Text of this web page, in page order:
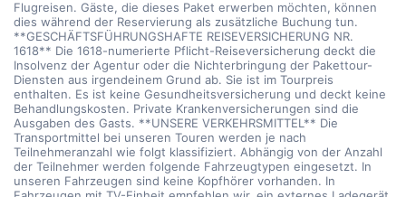
Flugreisen. Gäste, die dieses Paket erwerben möchten, können
dies während der Reservierung als zusätzliche Buchung tun.
**GESCHÄFTSFÜHRUNGSHAFTE REISEVERSICHERUNG NR.
1618** Die 1618-numerierte Pflicht-Reiseversicherung deckt die
Insolvenz der Agentur oder die Nichterbringung der Pakettour-
Diensten aus irgendeinem Grund ab. Sie ist im Tourpreis
enthalten. Es ist keine Gesundheitsversicherung und deckt keine
Behandlungskosten. Private Krankenversicherungen sind die
Ausgaben des Gasts. **UNSERE VERKEHRSMITTEL** Die
Transportmittel bei unseren Touren werden je nach
Teilnehmeranzahl wie folgt klassifiziert. Abhängig von der Anzahl
der Teilnehmer werden folgende Fahrzeugtypen eingesetzt. In
unseren Fahrzeugen sind keine Kopfhörer vorhanden. In